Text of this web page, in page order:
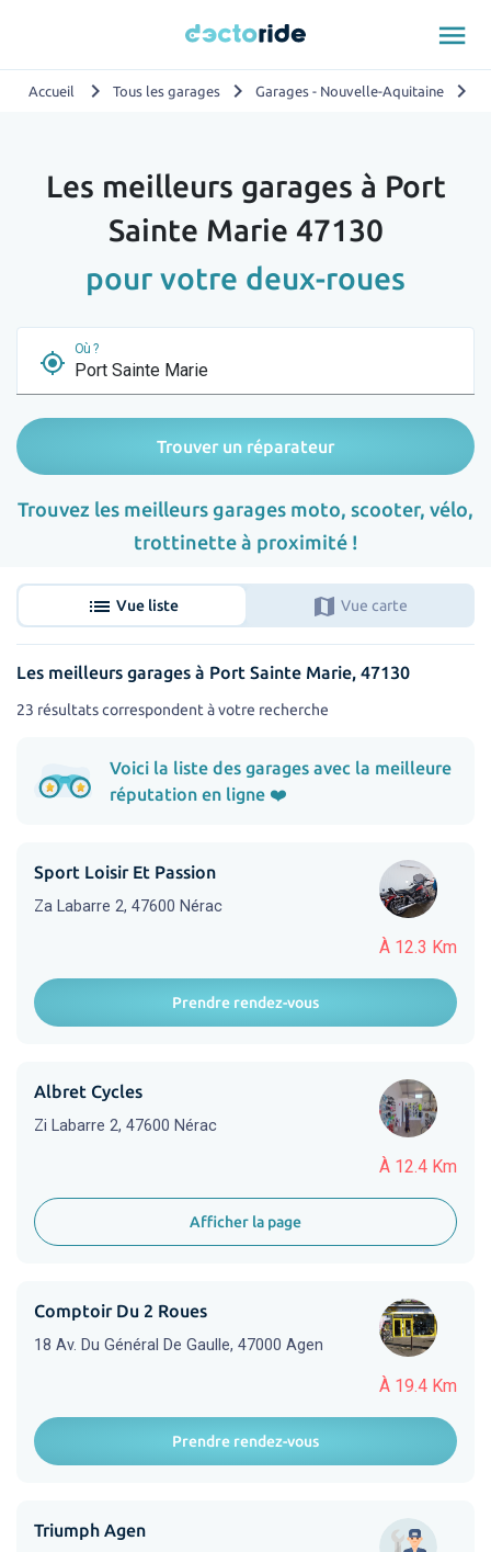
menu
Accueil chevron_right Tous les garages chevron_right Garages - Nouvelle-Aquitaine chevron_right
Les meilleurs garages à Port
Sainte Marie 47130
pour votre deux-roues
my_location
Où ?
Trouver un réparateur
Trouvez les meilleurs garages moto, scooter, vélo,
trottinette à proximité !
list Vue liste map Vue carte
Les meilleurs garages à Port Sainte Marie, 47130
23 résultats correspondent à votre recherche
Voici la liste des garages avec la meilleure
réputation en ligne ❤️
À 12.3 Km
Sport Loisir Et Passion
Za Labarre 2, 47600 Nérac
Prendre rendez-vous
À 12.4 Km
Albret Cycles
Zi Labarre 2, 47600 Nérac
Afficher la page
À 19.4 Km
Comptoir Du 2 Roues
18 Av. Du Général De Gaulle, 47000 Agen
Prendre rendez-vous
Triumph Agen